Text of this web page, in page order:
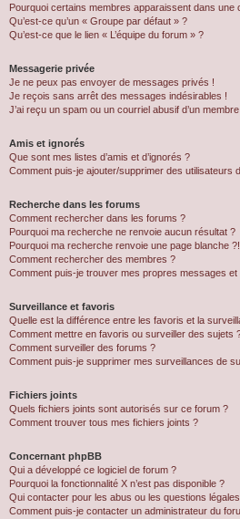
Pourquoi certains membres apparaissent dans une
Qu’est-ce qu’un « Groupe par défaut » ?
Qu’est-ce que le lien « L’équipe du forum » ?
Messagerie privée
Je ne peux pas envoyer de messages privés !
Je reçois sans arrêt des messages indésirables !
J’ai reçu un spam ou un courriel abusif d’un
Amis et ignorés
Que sont mes listes d’amis et d’ignorés ?
Comment puis-je ajouter/supprimer des utilisateurs
Recherche dans les forums
Comment rechercher dans les forums ?
Pourquoi ma recherche ne renvoie aucun résultat ?
Pourquoi ma recherche renvoie une page blanche ?!
Comment rechercher des membres ?
Comment puis-je trouver mes propres messages et
Surveillance et favoris
Quelle est la différence entre les favoris et la
Comment mettre en favoris ou surveiller des sujets
Comment surveiller des forums ?
Comment puis-je supprimer mes surveillances de
Fichiers joints
Quels fichiers joints sont autorisés sur ce forum ?
Comment trouver tous mes fichiers joints ?
Concernant phpBB
Qui a développé ce logiciel de forum ?
Pourquoi la fonctionnalité X n’est pas disponible ?
Qui contacter pour les abus ou les questions
Comment puis-je contacter un administrateur du